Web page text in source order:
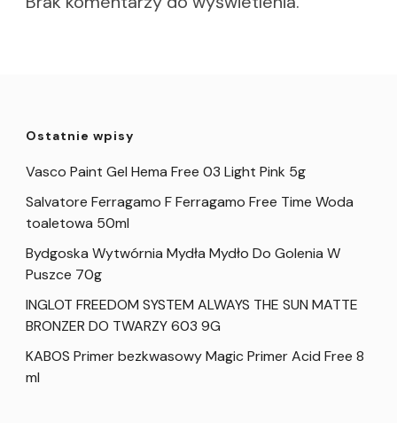
Ostatnie wpisy
Vasco Paint Gel Hema Free 03 Light Pink 5g
Salvatore Ferragamo F Ferragamo Free Time Woda
toaletowa 50ml
Bydgoska Wytwórnia Mydła Mydło Do Golenia W
Puszce 70g
INGLOT FREEDOM SYSTEM ALWAYS THE SUN MATTE
BRONZER DO TWARZY 603 9G
KABOS Primer bezkwasowy Magic Primer Acid Free 8
ml